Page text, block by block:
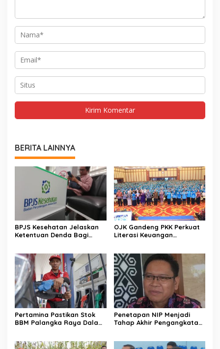
BERITA LAINNYA
BPJS Kesehatan Jelaskan
Ketentuan Denda Bagi
OJK Gandeng PKK Perkuat
Literasi Keuangan
Pertamina Pastikan Stok
BBM Palangka Raya Dalam
Penetapan NIP Menjadi
Tahap Akhir Pengangkatan